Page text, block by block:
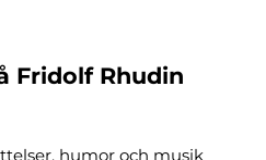
Fridolf Rhudin
humor och musik